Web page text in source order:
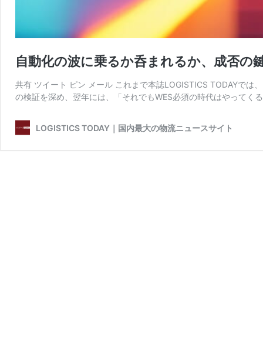
自動化の波に乗るか呑まれるか、成否の
共有 ツイート ピン メール これまで本誌LOGISTICS TODAYでは
の検証を深め、翌年には、「それでもWES必須の時代はやってく
LOGISTICS TODAY｜国内最大の物流ニュースサイト